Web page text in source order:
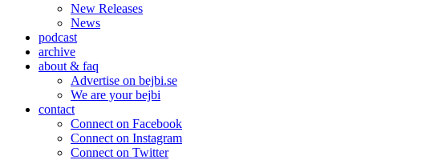
New Releases
News
podcast
archive
about & faq
Advertise on bejbi.se
We are your bejbi
contact
Connect on Facebook
Connect on Instagram
Connect on Twitter